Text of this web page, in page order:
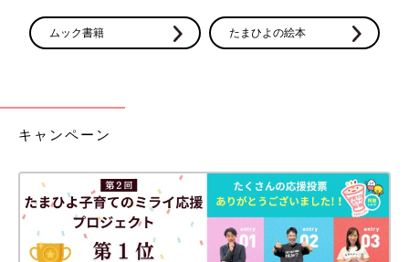
ムック書籍 たまひよの絵本
キャンペーン